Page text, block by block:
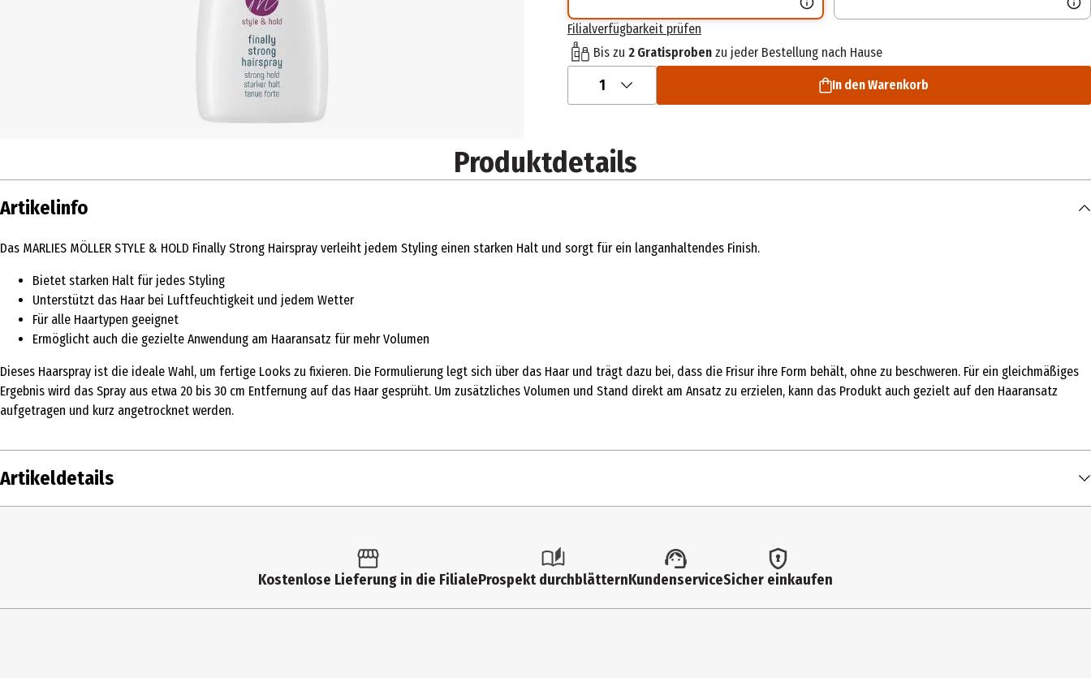
Filialverfügbarkeit prüfen
Bis zu 2 Gratisprobenzu jeder Bestellung nach Hause
1 In den Warenkorb
Produktdetails
Artikelinfo
Das MARLIES MÖLLER STYLE & HOLD Finally Strong Hairspray verleiht jedem Styling einen starken Halt und sorgt für ein langanhaltendes Finish.
Bietet starken Halt für jedes Styling
Unterstützt das Haar bei Luftfeuchtigkeit und jedem Wetter
Für alle Haartypen geeignet
Ermöglicht auch die gezielte Anwendung am Haaransatz für mehr Volumen
Dieses Haarspray ist die ideale Wahl, um fertige Looks zu fixieren. Die Formulierung legt sich über das Haar und trägt dazu bei, dass die Frisur ihre Form behält, ohne zu beschweren. Für ein gleichmäßiges
Ergebnis wird das Spray aus etwa 20 bis 30 cm Entfernung auf das Haar gesprüht. Um zusätzliches Volumen und Stand direkt am Ansatz zu erzielen, kann das Produkt auch gezielt auf den Haaransatz
aufgetragen und kurz angetrocknet werden.
Artikeldetails
Kostenlose Lieferung in die FilialeProspekt durchblätternKundenserviceSicher einkaufen